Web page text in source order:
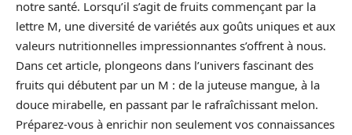
notre santé. Lorsqu’il s’agit de fruits commençant par la
lettre M, une diversité de variétés aux goûts uniques et aux
valeurs nutritionnelles impressionnantes s’offrent à nous.
Dans cet article, plongeons dans l’univers fascinant des
fruits qui débutent par un M : de la juteuse mangue, à la
douce mirabelle, en passant par le rafraîchissant melon.
Préparez-vous à enrichir non seulement vos connaissances